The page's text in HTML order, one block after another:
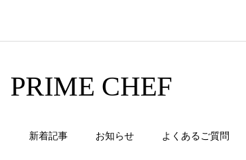
PRIME CHEF
新着記事 お知らせ よくあるご質問